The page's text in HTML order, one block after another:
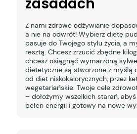
Z nami zdrowe odżywianie
a nie na odwrót! Wybierz dietę
pasuje do Twojego stylu życia, a
resztą. Chcesz zrzucić zbędne
chcesz osiągnąć wymarzoną
dietetyczne są stworzone z myślą
od diet niskokalorycznych, przez
wegetariańskie. Twoje cele
– dołożymy wszelkich starań, abyś
pełen energii i gotowy na nowe